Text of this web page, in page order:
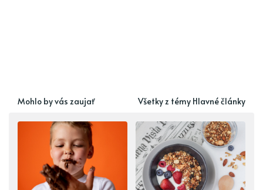
Mohlo by vás zaujať Všetky z témy Hlavné články